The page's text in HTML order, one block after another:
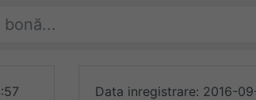
oferte
Data inregistrare: 2016-